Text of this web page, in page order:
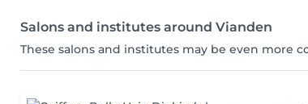
Salons and institutes around Vianden
These salons and institutes may be even more